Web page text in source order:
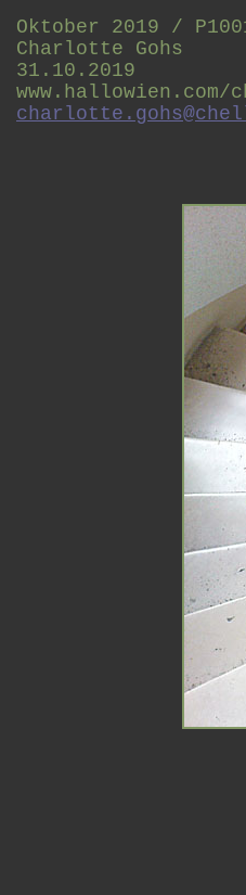
Oktober 2019 /
Charlotte Gohs
31.10.2019
www.hallowien.com/